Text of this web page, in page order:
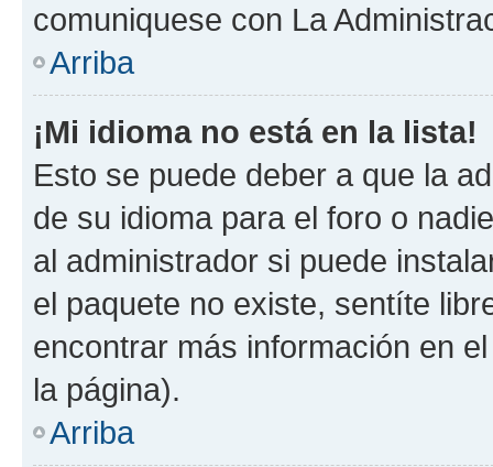
comuniquese con La
Arriba
¡Mi idioma no está en la lista!
Esto se puede deber a que la
de su idioma para el foro o
al administrador si puede
el paquete no existe, sentíte
encontrar más información en
la página).
Arriba